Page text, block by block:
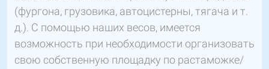
(фургона, грузовика, автоцистерны, тягача и т.
д.). С помощью наших весов, имеется
возможность при необходимости организовать
свою собственную площадку по растаможке/